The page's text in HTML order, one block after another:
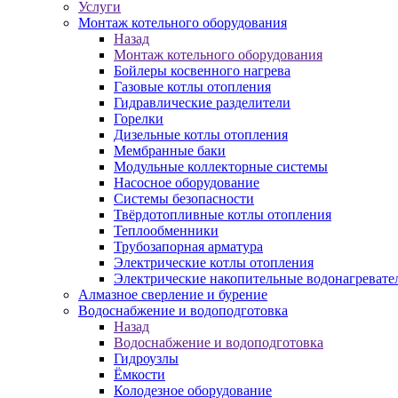
Услуги
Монтаж котельного оборудования
Назад
Монтаж котельного оборудования
Бойлеры косвенного нагрева
Газовые котлы отопления
Гидравлические разделители
Горелки
Дизельные котлы отопления
Мембранные баки
Модульные коллекторные системы
Насосное оборудование
Системы безопасности
Твёрдотопливные котлы отопления
Теплообменники
Трубозапорная арматура
Электрические котлы отопления
Электрические накопительные
Алмазное сверление и бурение
Водоснабжение и водоподготовка
Назад
Водоснабжение и водоподготовка
Гидроузлы
Ёмкости
Колодезное оборудование